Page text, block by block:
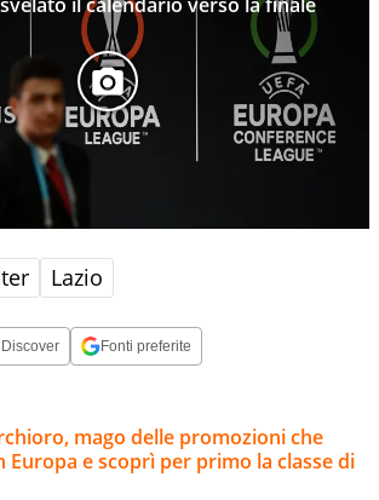
Lazio
Fonti preferite
mago delle promozioni che
Europa e scoprì per primo la classe di